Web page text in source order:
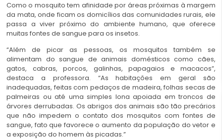
Como o mosquito tem afinidade por áreas próximas à margem
da mata, onde ficam os domicílios das comunidades rurais, ele
passa a viver próximo do ambiente humano, que oferece
muitas fontes de sangue para os insetos.
“Além de picar as pessoas, os mosquitos também se
alimentam do sangue de animais domésticos como cães,
gatos, cabras, porcos, galinhas, papagaios e macacos”,
destaca a professora. “As habitações em geral são
inadequadas, feitas com pedaços de madeira, folhas secas de
palmeiras ou até uma simples lona apoiada em troncos de
árvores derrubadas. Os abrigos dos animais são tão precários
que não impedem o contato dos mosquitos com fontes de
sangue, fato que favorece o aumento da população do vetor e
a exposição do homem às picadas.”